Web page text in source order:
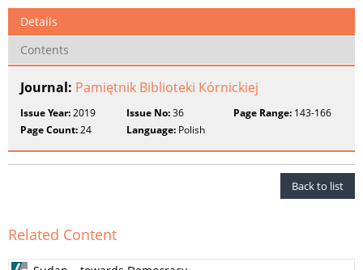
Details
Contents
Journal: Pamiętnik Biblioteki Kórnickiej
Issue Year:2019 Issue No:36 Page Range:143-166
Page Count:24 Language: Polish
Back to list
Related Content